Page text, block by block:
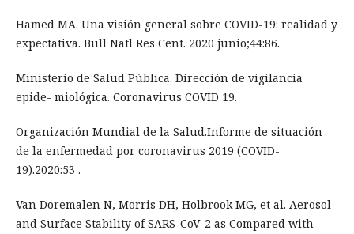
Hamed MA. Una visión general sobre COVID-19: realidad y
expectativa. Bull Natl Res Cent. 2020 junio;44:86.
Ministerio de Salud Pública. Dirección de vigilancia
epide- miológica. Coronavirus COVID 19.
Organización Mundial de la Salud.Informe de situación
de la enfermedad por coronavirus 2019 (COVID-
19).2020:53 .
Van Doremalen N, Morris DH, Holbrook MG, et al. Aerosol
and Surface Stability of SARS-CoV-2 as Compared with